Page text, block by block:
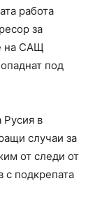
работа
за
на САЩ
под
Русия в
случаи за
от следи от
с подкрепата